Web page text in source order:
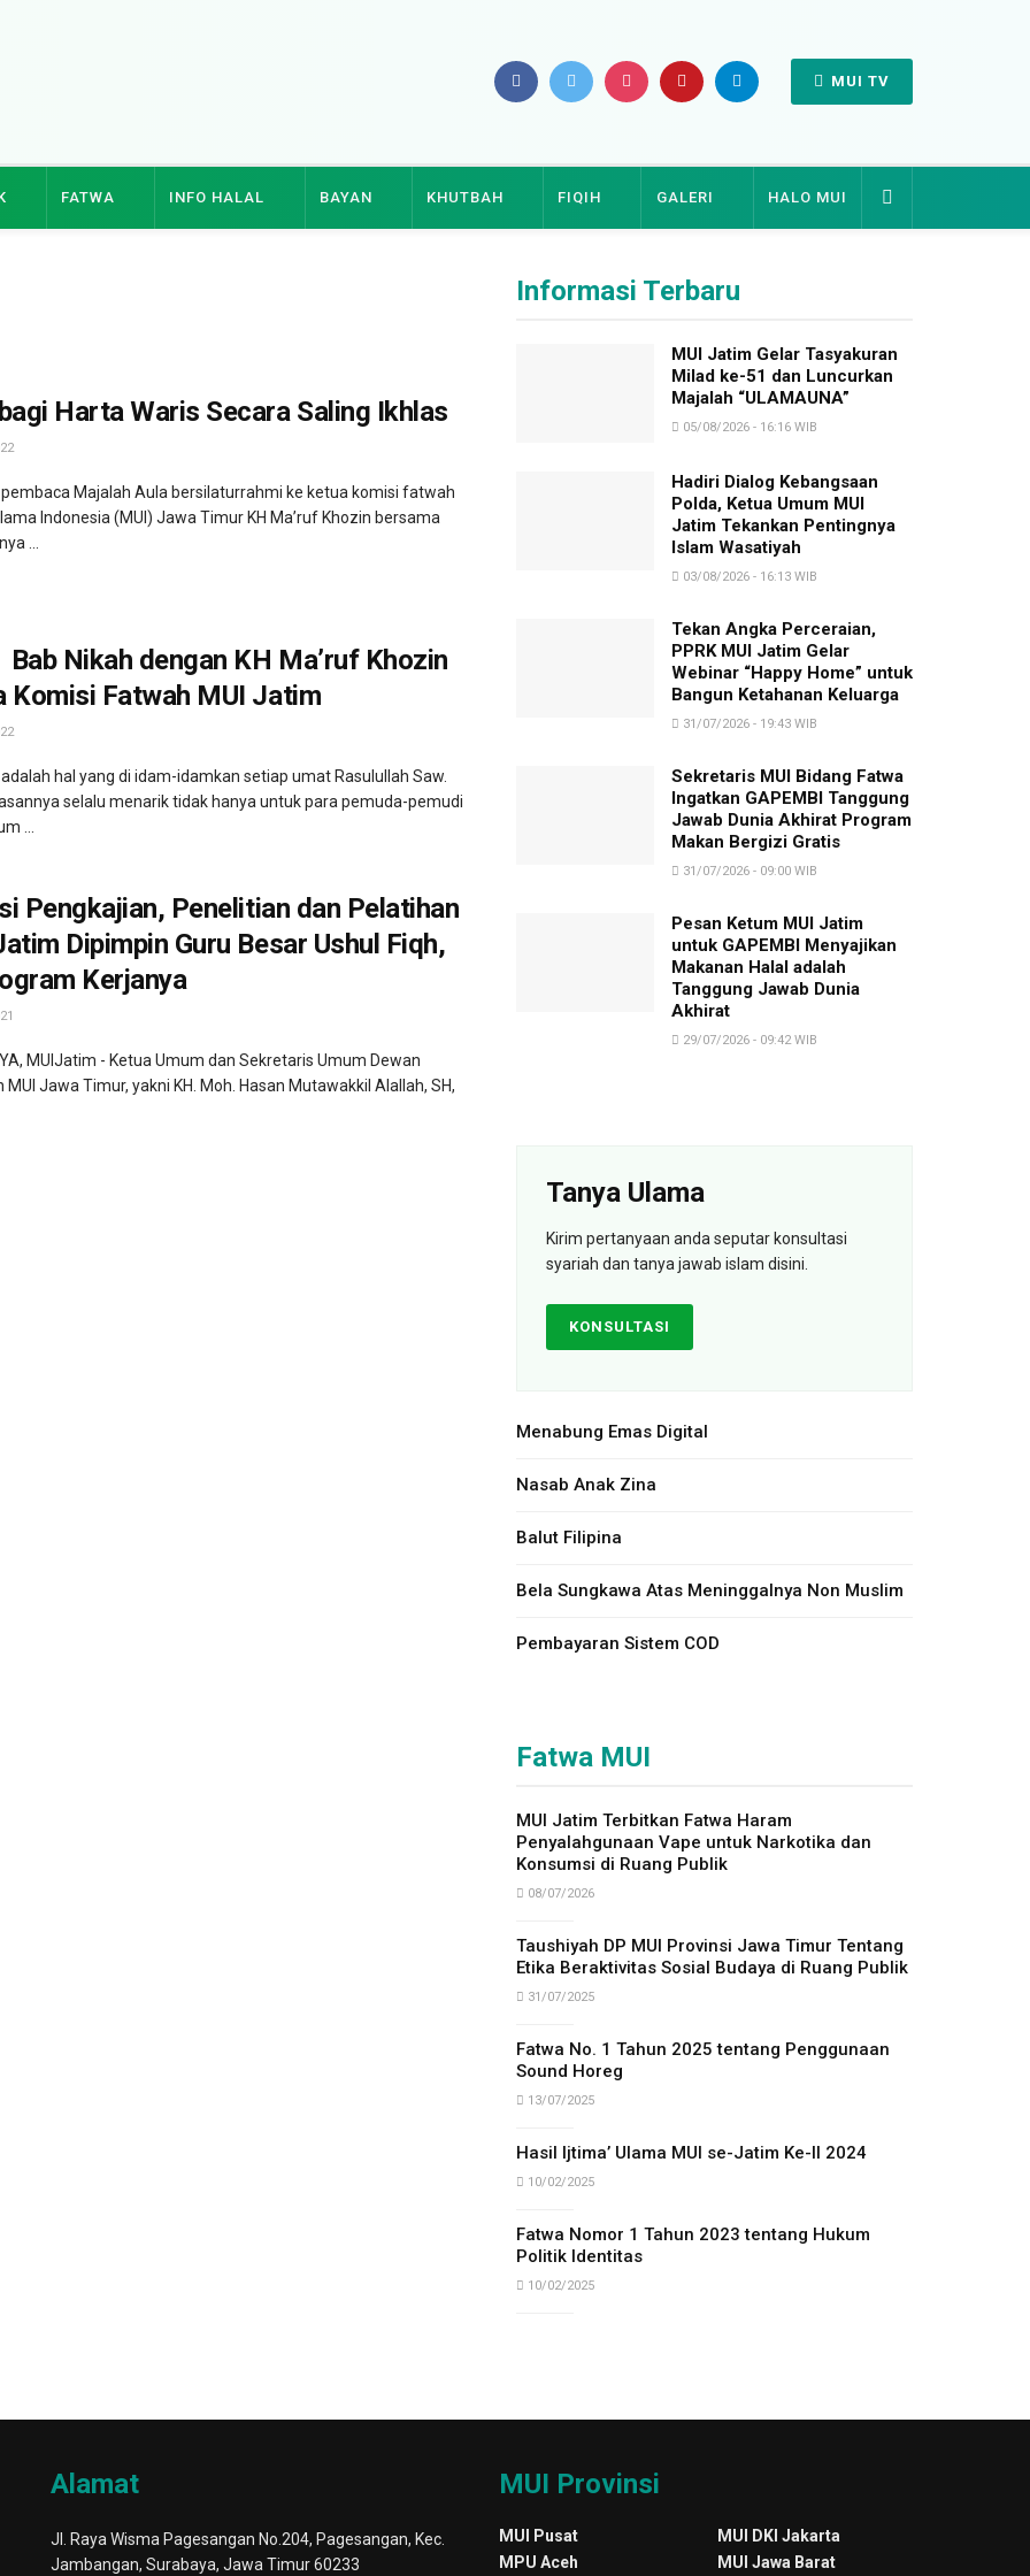
MUI TV
FATWA INFO HALAL BAYAN KHUTBAH FIQIH GALERI HALO MUI
Harta Waris Secara Saling Ikhlas
Majalah Aula bersilaturrahmi ke ketua komisi fatwah
Indonesia (MUI) Jawa Timur KH Ma’ruf Khozin bersama
...
Nikah dengan KH Ma’ruf Khozin
Komisi Fatwah MUI Jatim
hal yang di idam-idamkan setiap umat Rasulullah Saw.
selalu menarik tidak hanya untuk para pemuda-pemudi
...
Pengkajian, Penelitian dan Pelatihan
Dipimpin Guru Besar Ushul Fiqh,
Kerjanya
MUIJatim - Ketua Umum dan Sekretaris Umum Dewan
MUI Jawa Timur, yakni KH. Moh. Hasan Mutawakkil Alallah, SH,
Informasi Terbaru
MUI Jatim Gelar Tasyakuran
Milad ke-51 dan Luncurkan
Majalah “ULAMAUNA”
05/08/2026 - 16:16 WIB
Hadiri Dialog Kebangsaan
Polda, Ketua Umum MUI
Jatim Tekankan Pentingnya
Islam Wasatiyah
03/08/2026 - 16:13 WIB
Tekan Angka Perceraian,
PPRK MUI Jatim Gelar
Webinar “Happy Home” untuk
Bangun Ketahanan Keluarga
31/07/2026 - 19:43 WIB
Sekretaris MUI Bidang Fatwa
Ingatkan GAPEMBI Tanggung
Jawab Dunia Akhirat Program
Makan Bergizi Gratis
31/07/2026 - 09:00 WIB
Pesan Ketum MUI Jatim
untuk GAPEMBI Menyajikan
Makanan Halal adalah
Tanggung Jawab Dunia
Akhirat
29/07/2026 - 09:42 WIB
Tanya Ulama
Kirim pertanyaan anda seputar konsultasi
syariah dan tanya jawab islam disini.
KONSULTASI
Menabung Emas Digital
Nasab Anak Zina
Balut Filipina
Bela Sungkawa Atas Meninggalnya Non Muslim
Pembayaran Sistem COD
Fatwa MUI
MUI Jatim Terbitkan Fatwa Haram
Penyalahgunaan Vape untuk Narkotika dan
Konsumsi di Ruang Publik
08/07/2026
Taushiyah DP MUI Provinsi Jawa Timur Tentang
Etika Beraktivitas Sosial Budaya di Ruang Publik
31/07/2025
Fatwa No. 1 Tahun 2025 tentang Penggunaan
Sound Horeg
13/07/2025
Hasil Ijtima’ Ulama MUI se-Jatim Ke-II 2024
10/02/2025
Fatwa Nomor 1 Tahun 2023 tentang Hukum
Politik Identitas
10/02/2025
Alamat
Jl. Raya Wisma Pagesangan No.204, Pagesangan, Kec.
Jambangan, Surabaya, Jawa Timur 60233
MUI Provinsi
MUI Pusat
MPU Aceh
MUI DKI Jakarta
MUI Jawa Barat